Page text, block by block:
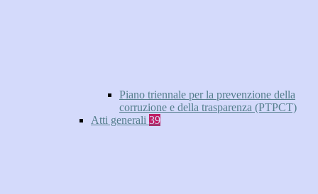
Piano triennale per la prevenzione della
corruzione e della trasparenza (PTPCT)
Atti generali 39